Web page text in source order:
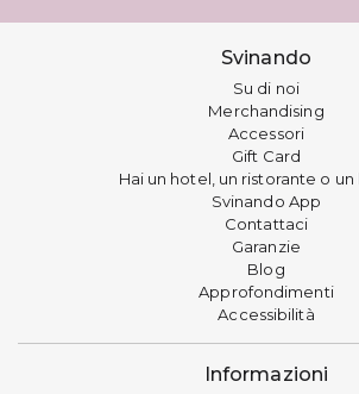
Svinando
Su di noi
Merchandising
Accessori
Gift Card
Hai un hotel, un ristorante o un
Svinando App
Contattaci
Garanzie
Blog
Approfondimenti
Accessibilità
Informazioni